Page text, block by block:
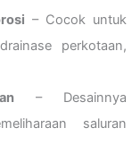
– Cocok untuk
perkotaan,
– Desainnya
saluran